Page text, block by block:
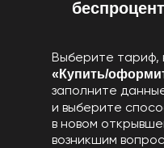
Выберите тариф,
«Купить/
заполните
и выберите
в новом
возникшим